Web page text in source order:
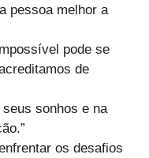
pessoa melhor a
pode se
de
sonhos e na
os desafios